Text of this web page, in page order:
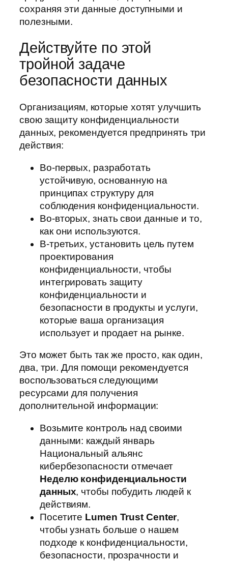
сохраняя эти данные доступными и
полезными.
Действуйте по этой
тройной задаче
безопасности данных
Организациям, которые хотят улучшить
свою защиту конфиденциальности
данных, рекомендуется предпринять три
действия:
Во-первых, разработать
устойчивую, основанную на
принципах структуру для
соблюдения конфиденциальности.
Во-вторых, знать свои данные и то,
как они используются.
В-третьих, установить цель путем
проектирования
конфиденциальности, чтобы
интегрировать защиту
конфиденциальности и
безопасности в продукты и услуги,
которые ваша организация
использует и продает на рынке.
Это может быть так же просто, как один,
два, три. Для помощи рекомендуется
воспользоваться следующими
ресурсами для получения
дополнительной информации:
Возьмите контроль над своими
данными: каждый январь
Национальный альянс
кибербезопасности отмечает
Неделю конфиденциальности
данных, чтобы побудить людей к
действиям.
Посетите Lumen Trust Center,
чтобы узнать больше о нашем
подходе к конфиденциальности,
безопасности, прозрачности и